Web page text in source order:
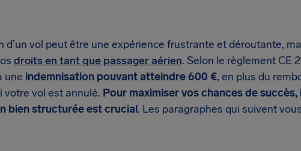
d’un vol peut être une expérience frustrante et déroutante,
droits en tant que passager aérien. Selon le règlement CE
une indemnisation pouvant atteindre 600 €, en plus du
votre vol est annulé. Pour maximiser vos chances de
bien structurée est crucial. Les paragraphes qui suivent